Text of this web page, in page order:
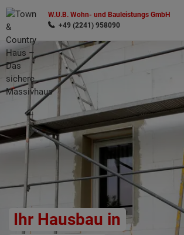
W.U.B. Wohn- und Bauleistungs GmbH
+49 (2241) 958090
Ihr Hausbau in
Wonach möchten Sie suchen?